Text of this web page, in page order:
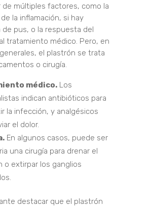
de múltiples factores, como la
la inflamación, si hay
de pus, o la respuesta del
tratamiento médico. Pero, en
el plastrón se trata
o cirugía.
médico.Los
indican antibióticos para
la infección, y analgésicos
el dolor.
En algunos casos, puede ser
una cirugía para drenar el
o extirpar los ganglios
destacar que el plastrón